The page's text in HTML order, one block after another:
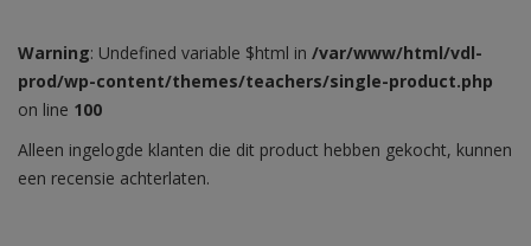
Warning: Undefined variable $html in /var/www/html/vdl-
prod/wp-content/themes/teachers/single-product.php
on line 100
Alleen ingelogde klanten die dit product hebben gekocht, kunnen
een recensie achterlaten.